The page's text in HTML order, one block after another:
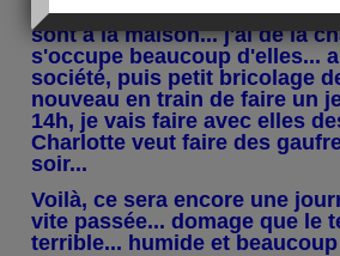
Aujourd'hui, j'ai les jumelles
sont à la maison... j'ai de la
s'occupe beaucoup d'elles...
société, puis petit bricolage
nouveau en train de faire un
14h, je vais faire avec elles
Charlotte veut faire des
soir...
Voilà, ce sera encore une
vite passée... domage que le
terrible... humide et